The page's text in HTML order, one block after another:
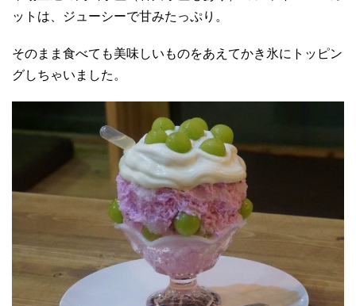
ットは、ジューシーで甘みたっぷり。
そのまま食べても美味しいものをあえてかき氷にトッピン
グしちゃいました。